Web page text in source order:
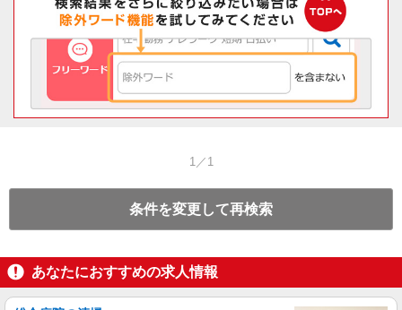
1／1
条件を変更して再検索
あなたにおすすめの求人情報